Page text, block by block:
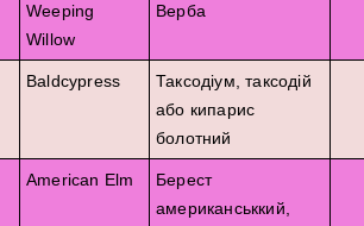
Weeping
Willow
Верба
Baldcypress
Таксодіум, таксодій
або кипарис
болотний
American Elm
Берест
американськкий,